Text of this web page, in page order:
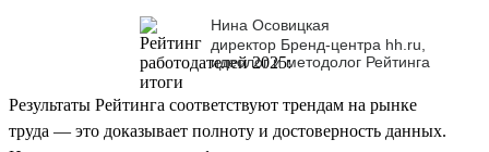
Нина Осовицкая
директор Бренд-центра hh.ru,
идеолог и методолог Рейтинга
Результаты Рейтинга соответствуют трендам на рынке
труда — это доказывает полноту и достоверность данных.